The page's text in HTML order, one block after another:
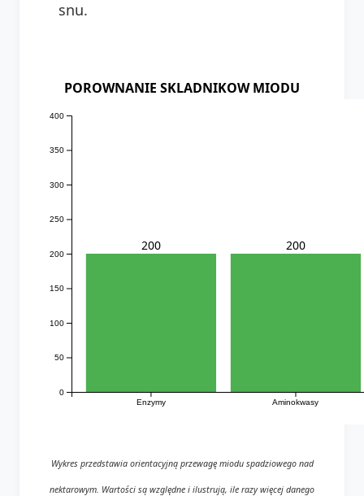
snu.
POROWNANIE SKLADNIKOW MIODU
Enzymy Aminokwasy
0
50
100
150
200
250
300
350
400
200 200
Wykres przedstawia orientacyjną przewagę miodu spadziowego nad
nektarowym. Wartości są względne i ilustrują, ile razy więcej danego